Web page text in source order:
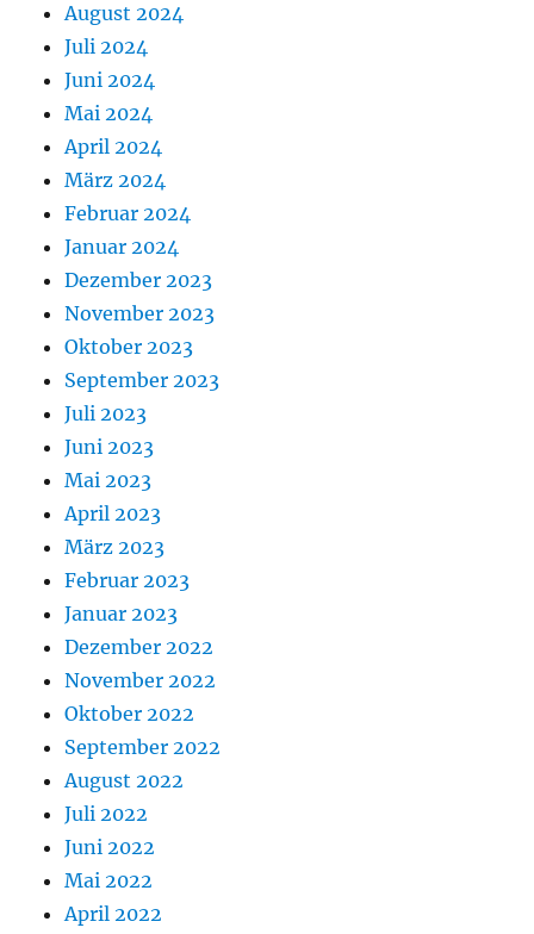
August 2024
Juli 2024
Juni 2024
Mai 2024
April 2024
März 2024
Februar 2024
Januar 2024
Dezember 2023
November 2023
Oktober 2023
September 2023
Juli 2023
Juni 2023
Mai 2023
April 2023
März 2023
Februar 2023
Januar 2023
Dezember 2022
November 2022
Oktober 2022
September 2022
August 2022
Juli 2022
Juni 2022
Mai 2022
April 2022